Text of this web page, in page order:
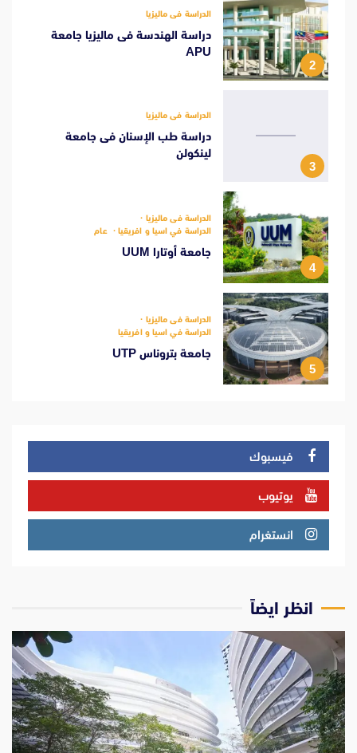
2
الدراسة فى ماليزيا
دراسة الهندسة فى ماليزيا جامعة
APU
3
الدراسة فى ماليزيا
دراسة طب الإسنان فى جامعة
لينكولن
4
الدراسة فى ماليزيا
الدراسة في اسيا و افريقيا
عام
جامعة أوتارا UUM
5
الدراسة فى ماليزيا
الدراسة في اسيا و افريقيا
جامعة بتروناس UTP
فيسبوك
يوتيوب
انستغرام
انظر ايضاً